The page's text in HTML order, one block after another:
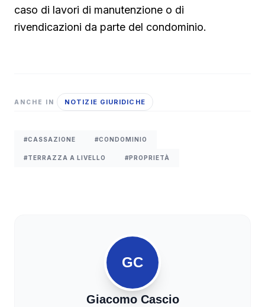
caso di lavori di manutenzione o di
rivendicazioni da parte del condominio.
ANCHE IN NOTIZIE GIURIDICHE
#CASSAZIONE #CONDOMINIO
#TERRAZZA A LIVELLO #PROPRIETÀ
GC
Giacomo Cascio